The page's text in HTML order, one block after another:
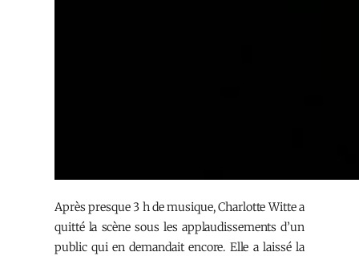
Après presque 3 h de musique, Charlotte Witte a
quitté la scène sous les applaudissements d’un
public qui en demandait encore. Elle a laissé la